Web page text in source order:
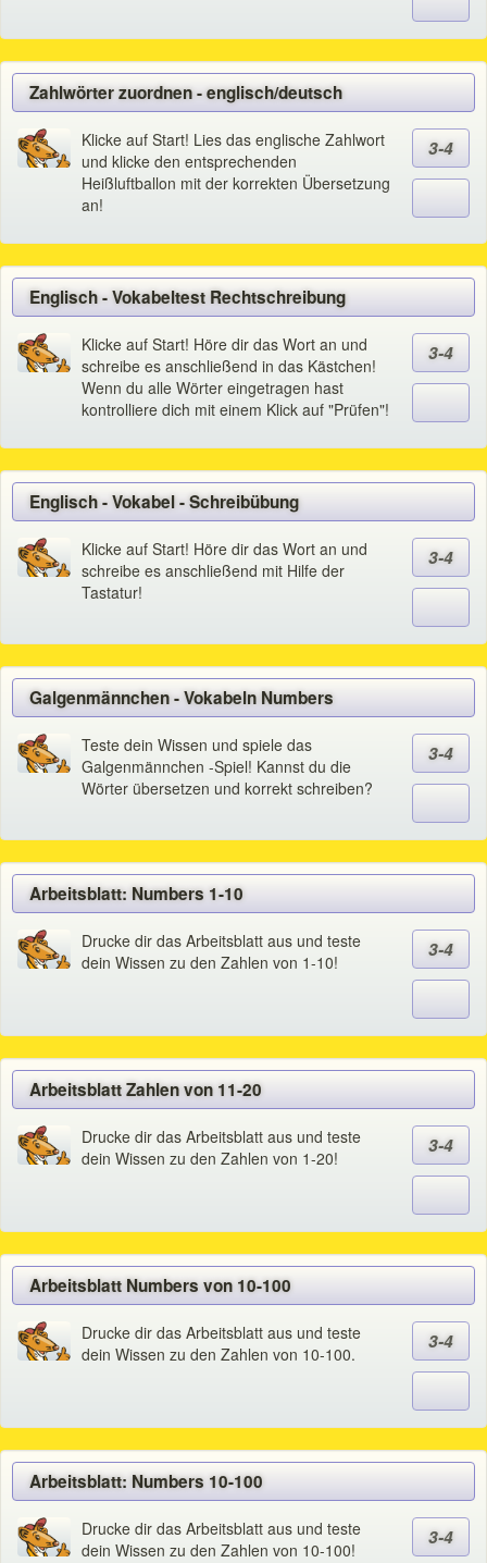
Zahlwörter zuordnen - englisch/deutsch
Klicke auf Start! Lies das englische Zahlwort
und klicke den entsprechenden
Heißluftballon mit der korrekten Übersetzung
an!
3-4
Englisch - Vokabeltest Rechtschreibung
Klicke auf Start! Höre dir das Wort an und
schreibe es anschließend in das Kästchen!
Wenn du alle Wörter eingetragen hast
kontrolliere dich mit einem Klick auf "Prüfen"!
3-4
Englisch - Vokabel - Schreibübung
Klicke auf Start! Höre dir das Wort an und
schreibe es anschließend mit Hilfe der
Tastatur!
3-4
Galgenmännchen - Vokabeln Numbers
Teste dein Wissen und spiele das
Galgenmännchen -Spiel! Kannst du die
Wörter übersetzen und korrekt schreiben?
3-4
Arbeitsblatt: Numbers 1-10
Drucke dir das Arbeitsblatt aus und teste
dein Wissen zu den Zahlen von 1-10!
3-4
Arbeitsblatt Zahlen von 11-20
Drucke dir das Arbeitsblatt aus und teste
dein Wissen zu den Zahlen von 1-20!
3-4
Arbeitsblatt Numbers von 10-100
Drucke dir das Arbeitsblatt aus und teste
dein Wissen zu den Zahlen von 10-100.
3-4
Arbeitsblatt: Numbers 10-100
Drucke dir das Arbeitsblatt aus und teste
dein Wissen zu den Zahlen von 10-100!
3-4